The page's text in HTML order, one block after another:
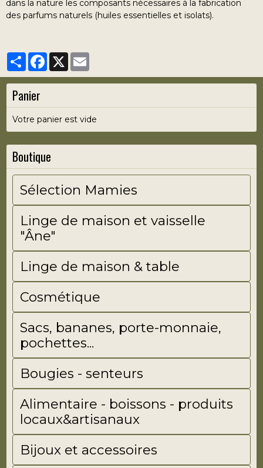
dans la nature les composants nécessaires à la fabrication
des parfums naturels (huiles essentielles et isolats).
PartagerFacebook
X
Panier
Votre panier est vide
Boutique
Sélection Mamies
Linge de maison et vaisselle
"Âne"
Linge de maison & table
Cosmétique
Sacs, bananes, porte-monnaie,
pochettes...
Bougies - senteurs
Alimentaire - boissons - produits
locaux&artisanaux
Bijoux et accessoires